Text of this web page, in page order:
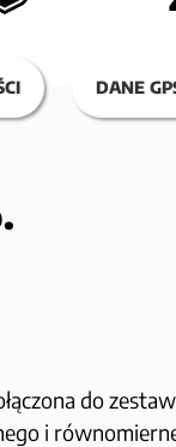
DANE
do
i